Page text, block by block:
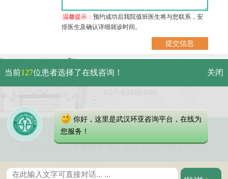
温馨提示：预约成功后我院值班医生将与您联系，安
排医生及确认详细就诊时间。
武汉市硚口区解放大道479号
免费电话：
Copyright 2023 武汉环亚中医白癜风医院
本网站信息仅做健康参考，具体诊疗请遵医师意见
当前127位患者选择了在线咨询！ 关闭
你好，这里是武汉环亚咨询平台，在线为
您服务！